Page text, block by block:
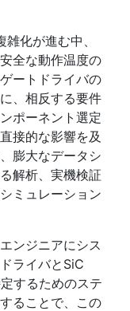
化が進む中、
全な動作温度の
ートドライバの
、相反する要件
ポーネント選定
接的な影響を及
膨大なデータシ
解析、実機検証
ミュレーション
ンジニアにシス
ライバとSiC
するためのステ
ることで、この